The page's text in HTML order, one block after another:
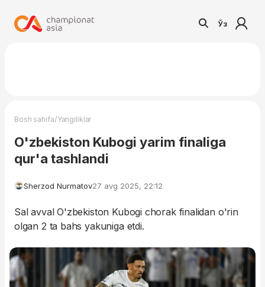
Ўз
Bosh sahifa/Yangiliklar
O'zbekiston Kubogi yarim finaliga
qur'a tashlandi
Sherzod Nurmatov27 avg 2025, 22:12
Sal avval O'zbekiston Kubogi chorak finalidan o'rin
olgan 2 ta bahs yakuniga etdi.